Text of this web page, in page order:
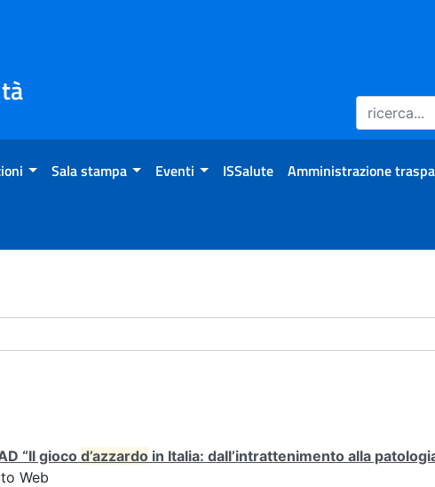
Sala stampa Eventi ISSalute Amministrazione
“Il giocod’azzardo in Italia: dall’intrattenimento alla
Web